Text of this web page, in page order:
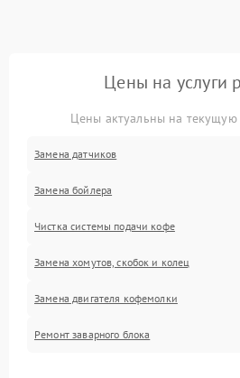
Цены на услуги
Цены актуальны на
Замена датчиков
Замена бойлера
Чистка системы подачи кофе
Замена хомутов, скобок и колец
Замена двигателя кофемолки
Ремонт заварного блока